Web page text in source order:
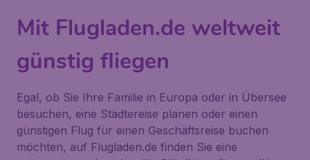
Mit Flugladen.de weltweit
günstig fliegen
Egal, ob Sie Ihre Familie in Europa oder in Übersee
besuchen, eine Städtereise planen oder einen
günstigen Flug für einen Geschäftsreise buchen
möchten, auf Flugladen.de finden Sie eine